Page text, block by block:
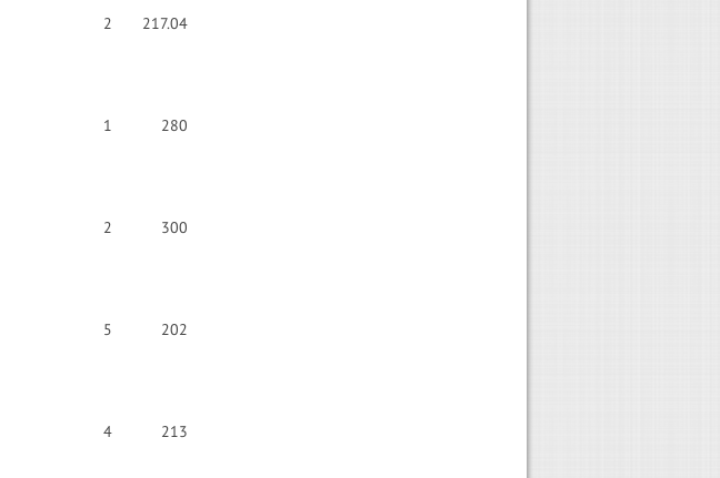
2 217.04
1 280
2 300
5 202
4 213